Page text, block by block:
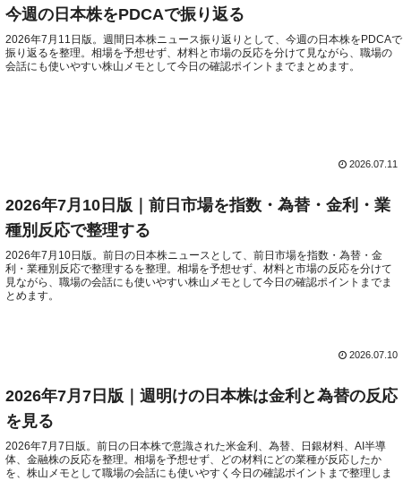
今週の日本株をPDCAで振り返る
2026年7月11日版。週間日本株ニュース振り返りとして、今週の日本株をPDCAで
振り返るを整理。相場を予想せず、材料と市場の反応を分けて見ながら、職場の
会話にも使いやすい株山メモとして今日の確認ポイントまでまとめます。
2026.07.11
2026年7月10日版｜前日市場を指数・為替・金利・業
種別反応で整理する
2026年7月10日版。前日の日本株ニュースとして、前日市場を指数・為替・金
利・業種別反応で整理するを整理。相場を予想せず、材料と市場の反応を分けて
見ながら、職場の会話にも使いやすい株山メモとして今日の確認ポイントまでま
とめます。
2026.07.10
2026年7月7日版｜週明けの日本株は金利と為替の反応
を見る
2026年7月7日版。前日の日本株で意識された米金利、為替、日銀材料、AI半導
体、金融株の反応を整理。相場を予想せず、どの材料にどの業種が反応したか
を、株山メモとして職場の会話にも使いやすく今日の確認ポイントまで整理しま